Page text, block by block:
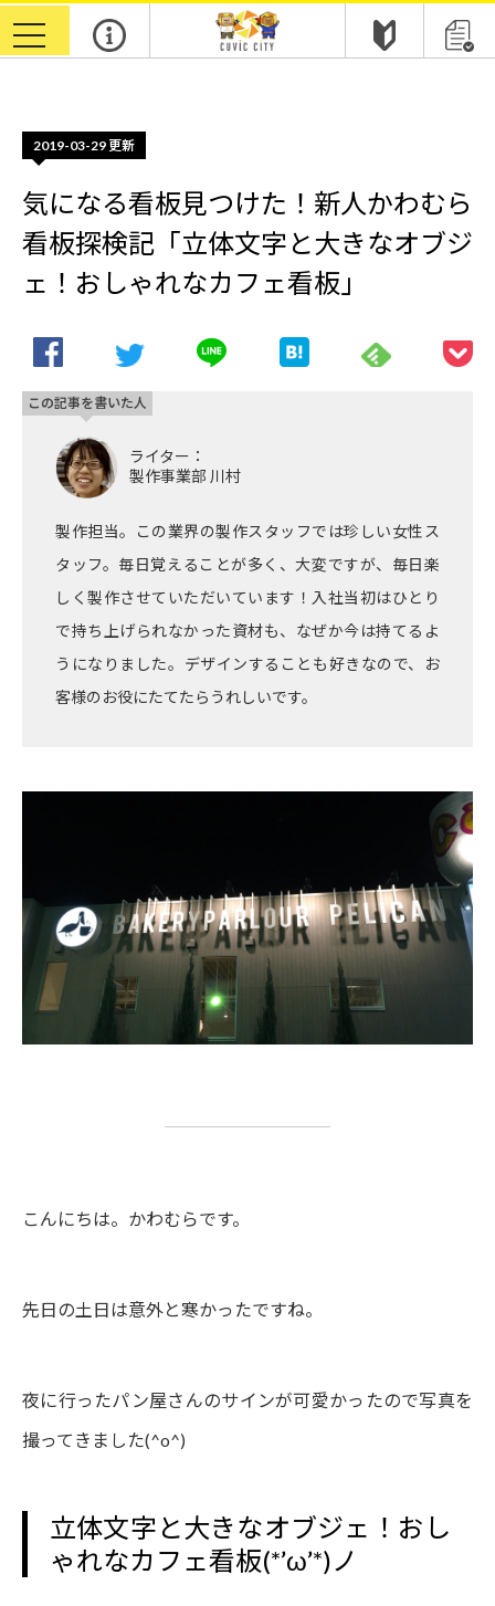
toggle
navigation
2019-03-29 更新
気になる看板見つけた！新人かわむら
看板探検記「立体文字と大きなオブジ
ェ！おしゃれなカフェ看板」
ライター：
製作事業部 川村
製作担当。この業界の製作スタッフでは珍しい女性ス
タッフ。毎日覚えることが多く、大変ですが、毎日楽
しく製作させていただいています！入社当初はひとり
で持ち上げられなかった資材も、なぜか今は持てるよ
うになりました。デザインすることも好きなので、お
客様のお役にたてたらうれしいです。
この記事を書いた人
こんにちは。かわむらです。
先日の土日は意外と寒かったですね。
夜に行ったパン屋さんのサインが可愛かったので写真を
撮ってきました(^o^)
立体文字と大きなオブジェ！おし
ゃれなカフェ看板(*’ω’*)ノ